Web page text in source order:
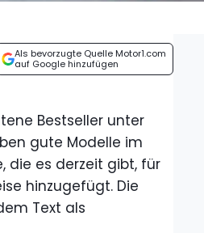
Als bevorzugte Quelle Motor1.com
auf Google hinzufügen
Bestseller unter
gute Modelle im
die es derzeit gibt, für
hinzugefügt. Die
Text als